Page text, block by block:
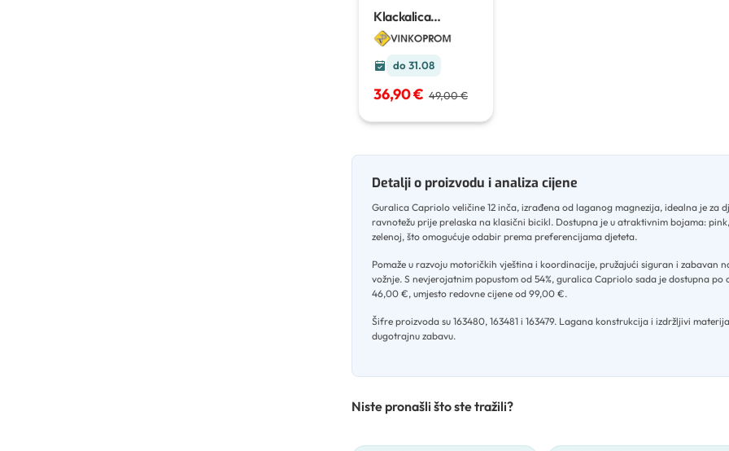
Klackalica
63x200x100 cm
do 31.08
36,90 € 49,00 €
Detalji o proizvodu i analiza cijene
Guralica Capriolo veličine 12 inča, izrađena od laganog magnezija, idealna je za
ravnotežu prije prelaska na klasični bicikl. Dostupna je u atraktivnim bojama:
zelenoj, što omogućuje odabir prema preferencijama djeteta.
Pomaže u razvoju motoričkih vještina i koordinacije, pružajući siguran i zabavan
vožnje. S nevjerojatnim popustom od 54%, guralica Capriolo sada je dostupna po
46,00 €, umjesto redovne cijene od 99,00 €.
Šifre proizvoda su 163480, 163481 i 163479. Lagana konstrukcija i izdržljivi
dugotrajnu zabavu.
Niste pronašli što ste tražili?